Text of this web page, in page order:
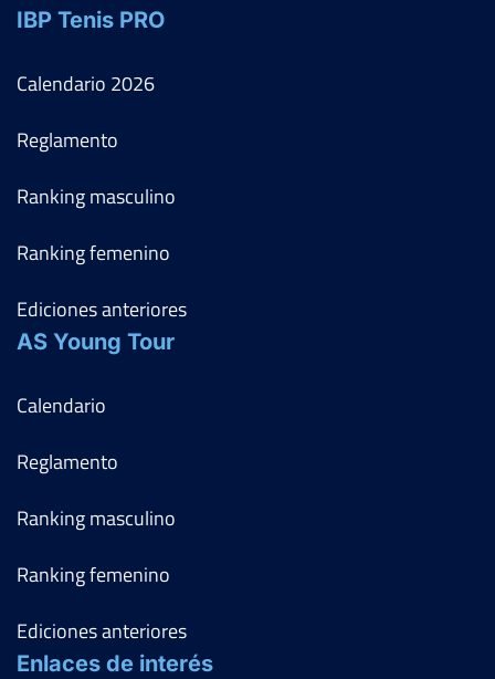
IBP Tenis PRO
Calendario 2026
Reglamento
Ranking masculino
Ranking femenino
Ediciones anteriores
AS Young Tour
Calendario
Reglamento
Ranking masculino
Ranking femenino
Ediciones anteriores
Enlaces de interés